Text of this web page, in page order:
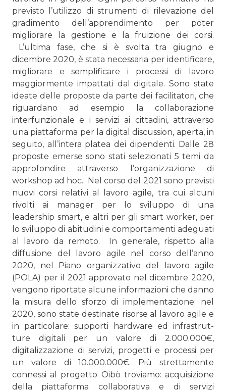
previsto l’utilizzo di strumenti di rilevazione del
gradimen­to dell’apprendimento per poter
migliorare la gestione e la fruizione dei corsi.
L’ultima fase, che si è svolta tra giugno e
dicembre 2020, è stata necessaria per identificare,
migliorare e semplificare i processi di lavoro
maggiormente impattati dal digitale. Sono state
ideate delle proposte da parte dei facilitatori, che
riguardano ad esempio la collaborazione
interfunzionale e i servizi ai cittadini, attraverso
una piattaforma per la digital discussion, aperta, in
seguito, all’intera platea dei dipenden­ti. Dalle 28
proposte emerse sono stati selezionati 5 temi da
approfondire attraverso l’organizzazione di
workshop ad hoc. Nel corso del 2021 sono previsti
nuovi corsi relativi al lavoro agile, tra cui alcuni
rivolti ai manager per lo sviluppo di una
leadership smart, e altri per gli smart worker, per
lo sviluppo di abitudini e comportamenti adeguati
al lavoro da remoto. In generale, rispetto alla
diffusione del lavoro agile nel corso dell’anno
2020, nel Piano organizzativo del lavoro agile
(POLA) per il 2021 approvato nel dicembre 2020,
vengono ri­portate alcune informazioni che danno
la misura dello sforzo di implementazione: nel
2020, sono state destinate risorse al lavoro agile e
in particolare: supporti hardware ed infrastrut­
ture digitali per un valore di 2.000.000€,
digitalizzazione di servizi, progetti e processi per
un valore di 10.000.000€. Più strettamente
connessi al progetto Oibò troviamo: acquisi­zione
della piattaforma collaborativa e di servizi